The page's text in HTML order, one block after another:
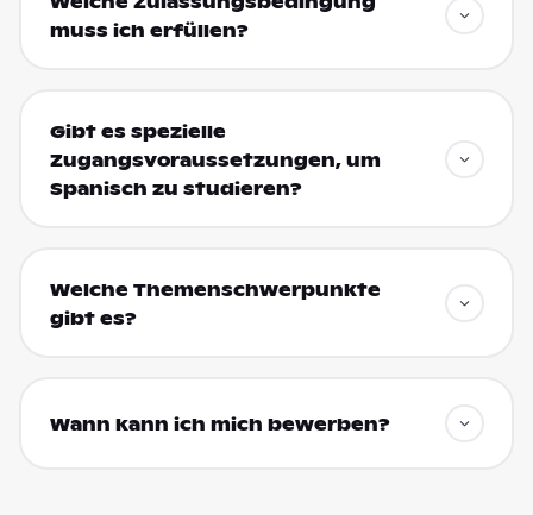
muss ich erfüllen?
Gibt es spezielle
Zugangsvoraussetzungen, um
Spanisch zu studieren?
Welche Themenschwerpunkte
gibt es?
Wann kann ich mich bewerben?